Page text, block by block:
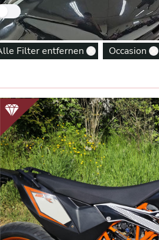
Nur Neuzugänge
Filter entfernen Remove option
Occasion